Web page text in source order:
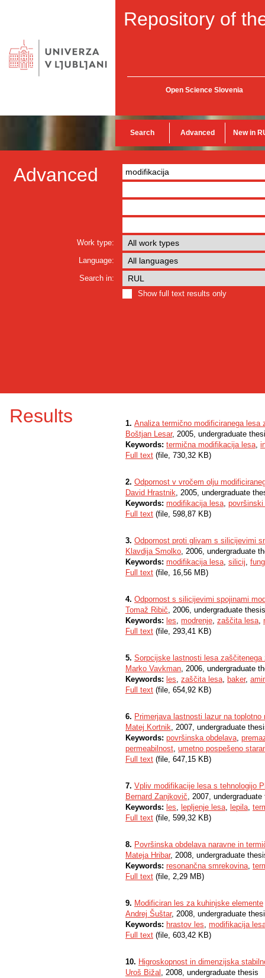
Repository of
Open Science Slovenia
Search Advanced New in
Advanced
Work type:
Language:
Search in:
Show full text results only
Results 1. Analiza termično modificiranega lesa
Boštjan Lesar, 2005, undergraduate
Keywords: termična modifikacija lesa,
Full text (file, 730,32 KB)
2. Odpornost v vročem olju
David Hrastnik, 2005, undergraduate
Keywords: modifikacija lesa, površinski
Full text (file, 598,87 KB)
3. Odpornost proti glivam s silicijevimi
Klavdija Smolko, 2006, undergraduate
Keywords: modifikacija lesa, silicij,
Full text (file, 16,56 MB)
4. Odpornost s silicijevimi spojinami
Tomaž Ribič, 2006, undergraduate thesis
Keywords: les, modrenje, zaščita lesa,
Full text (file, 293,41 KB)
5. Sorpcijske lastnosti lesa
Marko Vavkman, 2006, undergraduate
Keywords: les, zaščita lesa, baker,
Full text (file, 654,92 KB)
6. Primerjava lastnosti lazur na
Matej Kortnik, 2007, undergraduate
Keywords: površinska obdelava,
permeabilnost, umetno pospešeno
Full text (file, 647,15 KB)
7. Vpliv modifikacije lesa s tehnologijo
Bernard Zanjkovič, 2007, undergraduate
Keywords: les, lepljenje lesa, lepila,
Full text (file, 599,32 KB)
8. Površinska obdelava naravne in
Mateja Hribar, 2008, undergraduate
Keywords: resonančna smrekovina,
Full text (file, 2,29 MB)
9. Modificiran les za kuhinjske elemente
Andrej Šuštar, 2008, undergraduate
Keywords: hrastov les, modifikacija
Full text (file, 603,42 KB)
10. Higroskopnost in dimenzijska
Uroš Bižal , 2008, undergraduate thesis